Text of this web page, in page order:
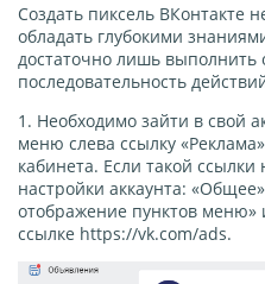
Создать пиксель ВКонтакте
обладать глубокими
достаточно лишь выполнить
последовательность
1. Необходимо зайти в свой
меню слева ссылку
кабинета. Если такой
настройки аккаунта:
отображение пунктов
ссылке https://vk.com/ads.